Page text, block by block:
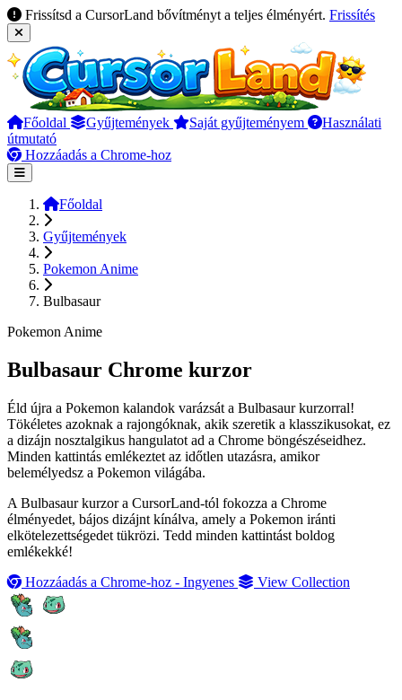
Frissítsd a CursorLand bővítményt a teljes élményért. Frissítés
Főoldal Gyűjtemények Saját gyűjteményem
Használati
útmutató
Hozzáadás a Chrome-hoz
Főoldal
Gyűjtemények
Pokemon Anime
Bulbasaur
Pokemon Anime
Bulbasaur Chrome kurzor
Éld újra a Pokemon kalandok varázsát a Bulbasaur kurzorral!
Tökéletes azoknak a rajongóknak, akik szeretik a klasszikusokat, ez
a dizájn nosztalgikus hangulatot ad a Chrome böngészéseidhez.
Minden kattintás emlékeztet az időtlen utazásra, amikor
belemélyedsz a Pokemon világába.
A Bulbasaur kurzor a CursorLand-tól fokozza a Chrome
élményedet, bájos dizájnt kínálva, amely a Pokemon iránti
elkötelezettségedet tükrözi. Tedd minden kattintást boldog
emlékekké!
Hozzáadás a Chrome-hoz - Ingyenes
View Collection